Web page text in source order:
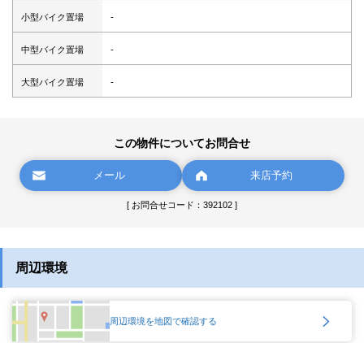
小型バイク置場 -
中型バイク置場 -
大型バイク置場 -
この物件についてお問合せ
メール 来店予約
[ お問合せコード：392102 ]
周辺環境
周辺環境を地図で確認する